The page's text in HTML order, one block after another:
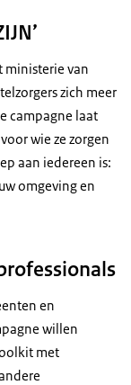
ministerie van
zich meer
campagne laat
wie ze zorgen
aan iedereen is:
omgeving en
en
willen
met